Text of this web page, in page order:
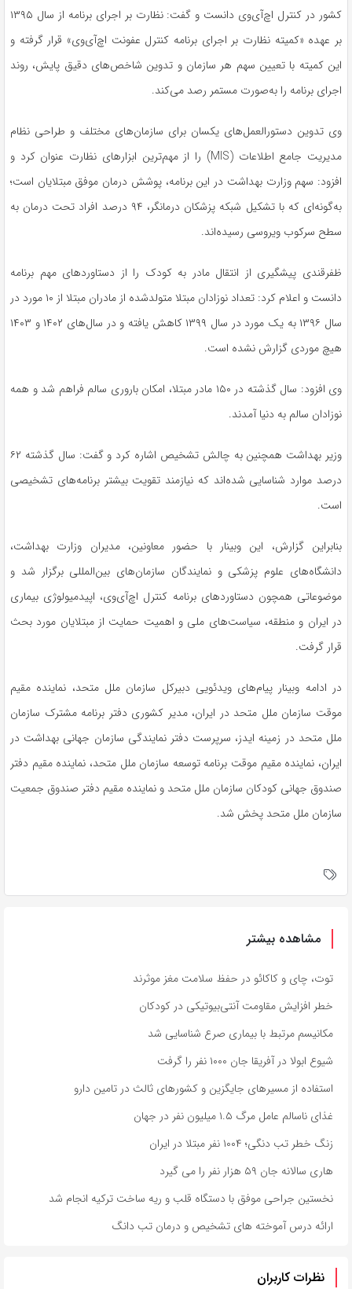
کشور در کنترل اچ‌آی‌وی دانست و گفت: نظارت بر اجرای برنامه از سال ۱۳۹۵
بر عهده «کمیته نظارت بر اجرای برنامه کنترل عفونت اچ‌آی‌وی» قرار گرفته و
این کمیته با تعیین سهم هر سازمان و تدوین شاخص‌های دقیق پایش، روند
اجرای برنامه را به‌صورت مستمر رصد می‌کند.
وی تدوین دستورالعمل‌های یکسان برای سازمان‌های مختلف و طراحی نظام
مدیریت جامع اطلاعات (MIS) را از مهم‌ترین ابزارهای نظارت عنوان کرد و
افزود: سهم وزارت بهداشت در این برنامه، پوشش درمان موفق مبتلایان است؛
به‌گونه‌ای که با تشکیل شبکه پزشکان درمانگر، ۹۴ درصد افراد تحت درمان به
سطح سرکوب ویروسی رسیده‌اند.
ظفرقندی پیشگیری از انتقال مادر به کودک را از دستاوردهای مهم برنامه
دانست و اعلام کرد: تعداد نوزادان مبتلا متولدشده از مادران مبتلا از ۱۰ مورد در
سال ۱۳۹۶ به یک مورد در سال ۱۳۹۹ کاهش یافته و در سال‌های ۱۴۰۲ و ۱۴۰۳
هیچ موردی گزارش نشده است.
وی افزود: سال گذشته در ۱۵۰ مادر مبتلا، امکان باروری سالم فراهم شد و همه
نوزادان سالم به دنیا آمدند.
وزیر بهداشت همچنین به چالش تشخیص اشاره کرد و گفت: سال گذشته ۶۲
درصد موارد شناسایی شده‌اند که نیازمند تقویت بیشتر برنامه‌های تشخیصی
است.
بنابراین گزارش، این وبینار با حضور معاونین، مدیران وزارت بهداشت،
دانشگاه‌های علوم پزشکی و نمایندگان سازمان‌های بین‌المللی برگزار شد و
موضوعاتی همچون دستاوردهای برنامه کنترل اچ‌آی‌وی، اپیدمیولوژی بیماری
در ایران و منطقه، سیاست‌های ملی و اهمیت حمایت از مبتلایان مورد بحث
قرار گرفت.
در ادامه وبینار پیام‌های ویدئویی دبیرکل سازمان ملل متحد، نماینده مقیم
موقت سازمان ملل متحد در ایران، مدیر کشوری دفتر برنامه مشترک سازمان
ملل متحد در زمینه ایدز، سرپرست دفتر نمایندگی سازمان جهانی بهداشت در
ایران، نماینده مقیم موقت برنامه توسعه سازمان ملل متحد، نماینده مقیم دفتر
صندوق جهانی کودکان سازمان ملل متحد و نماینده مقیم دفتر صندوق جمعیت
سازمان ملل متحد پخش شد.
مشاهده بیشتر
توت، چای و کاکائو در حفظ سلامت مغز موثرند
خطر افزایش مقاومت آنتی‌بیوتیکی در کودکان
مکانیسم مرتبط با بیماری صرع شناسایی شد
شیوع ابولا در آفریقا جان ۱۰۰۰ نفر را گرفت
استفاده از مسیرهای جایگزین و کشورهای ثالث در تامین دارو
غذای ناسالم عامل مرگ ۱.۵ میلیون نفر در جهان
زنگ خطر تب دنگی؛ ۱۰۰۴ نفر مبتلا در ایران
هاری سالانه جان ۵۹ هزار نفر را می گیرد
نخستین جراحی موفق با دستگاه قلب و ریه ساخت ترکیه انجام شد
ارائه درس آموخته های تشخیص و درمان تب دانگ
نظرات کاربران